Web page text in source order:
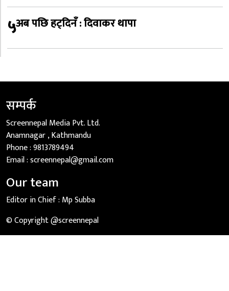
५अब पछि हट्दिनँ : दिवाकर थापा
सम्पर्क
Screennepal Media Pvt. Ltd.
Anamnagar , Kathmandu
Phone :9813789494
Email :screennepal@gmail.com
Our team
Editor in Chief : Mp Subba
© Copyright @screennepal